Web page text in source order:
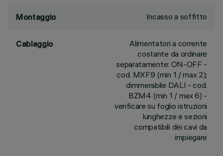
Montaggio Incasso a soffitto
Cablaggio
Alimentatori a corrente
costante da ordinare
separatamente: ON-OFF -
cod. MXF9 (min 1 / max 2);
dimmerabile DALI - cod.
BZM4 (min 1 / max 6) -
verificare su foglio istruzioni
lunghezze e sezioni
compatibili dei cavi da
impiegare